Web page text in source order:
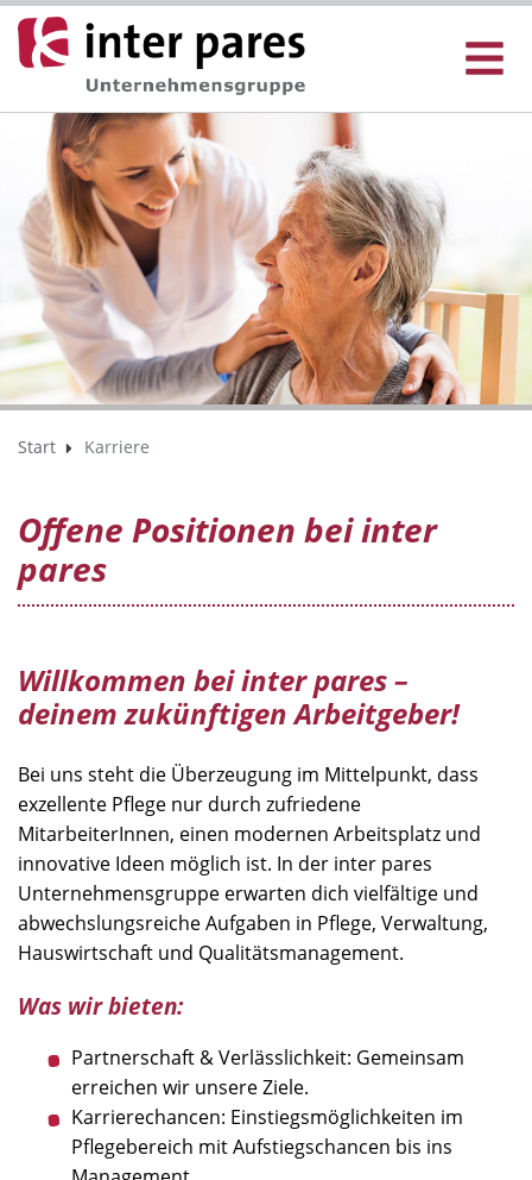
Start Karriere
Offene Positionen bei inter
pares
Willkommen bei inter pares –
deinem zukünftigen Arbeitgeber!
Bei uns steht die Überzeugung im Mittelpunkt, dass
exzellente Pflege nur durch zufriedene
MitarbeiterInnen, einen modernen Arbeitsplatz und
innovative Ideen möglich ist. In der inter pares
Unternehmensgruppe erwarten dich vielfältige und
abwechslungsreiche Aufgaben in Pflege, Verwaltung,
Hauswirtschaft und Qualitätsmanagement.
Was wir bieten:
Partnerschaft & Verlässlichkeit: Gemeinsam
erreichen wir unsere Ziele.
Karrierechancen: Einstiegsmöglichkeiten im
Pflegebereich mit Aufstiegschancen bis ins